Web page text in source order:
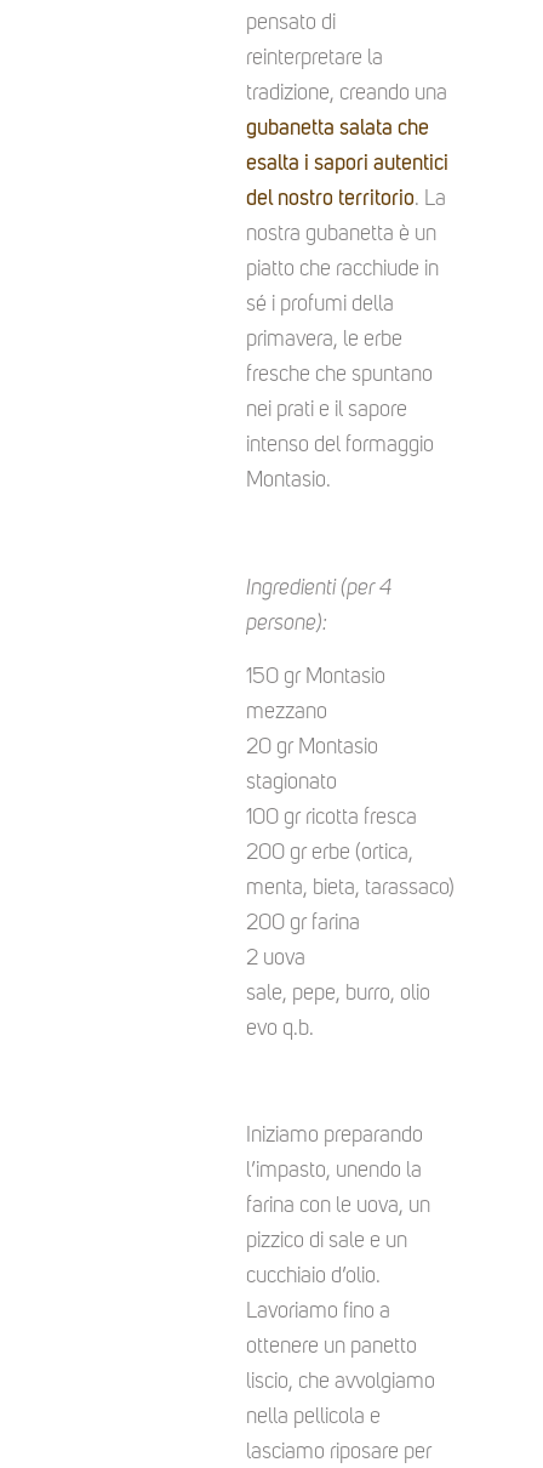
pensato di
reinterpretare la
tradizione, creando una
gubanetta salata che
esalta i sapori autentici
del nostro territorio. La
nostra gubanetta è un
piatto che racchiude in
sé i profumi della
primavera, le erbe
fresche che spuntano
nei prati e il sapore
intenso del formaggio
Montasio.
Ingredienti (per 4
persone):
150 gr Montasio
mezzano
20 gr Montasio
stagionato
100 gr ricotta fresca
200 gr erbe (ortica,
menta, bieta, tarassaco)
200 gr farina
2 uova
sale, pepe, burro, olio
evo q.b.
Iniziamo preparando
l’impasto, unendo la
farina con le uova, un
pizzico di sale e un
cucchiaio d’olio.
Lavoriamo fino a
ottenere un panetto
liscio, che avvolgiamo
nella pellicola e
lasciamo riposare per